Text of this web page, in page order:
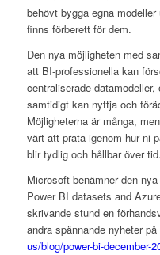
behövt bygga egna
finns förberett för dem.
Den nya möjligheten med
att BI-professionella kan
centraliserade
samtidigt kan nyttja och
Möjligheterna är många,
värt att prata igenom hur ni
blir tydlig och hållbar över tid.
Microsoft benämner den
Power BI datasets and
skrivande stund en
andra spännande nyheter på
us/blog/power-bi-december-